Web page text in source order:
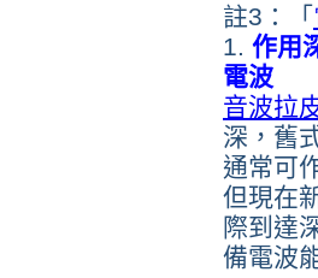
註3：「
1. 作用
電波
音波拉
深，舊
通常可
但現在
際到達
備電波